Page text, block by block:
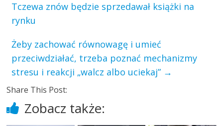
Tczewa znów będzie sprzedawał książki na
rynku
Żeby zachować równowagę i umieć
przeciwdziałać, trzeba poznać mechanizmy
stresu i reakcji „walcz albo uciekaj” →
Share This Post:
Zobacz także: